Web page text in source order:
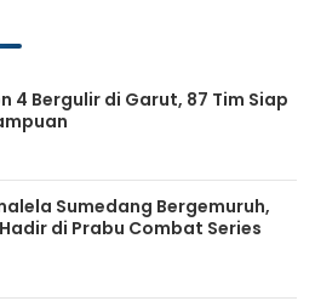
4 Bergulir di Garut, 87 Tim Siap
Sumedang Bergemuruh,
di Prabu Combat Series